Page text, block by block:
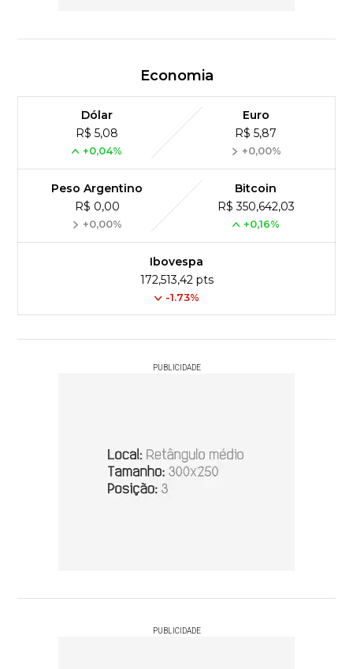
Economia
Dólar
R$ 5,08
+0,04%
Euro
R$ 5,87
+0,00%
Peso Argentino
R$ 0,00
+0,00%
Bitcoin
R$ 350,642,03
+0,16%
Ibovespa
172,513,42 pts
-1.73%
PUBLICIDADE
PUBLICIDADE